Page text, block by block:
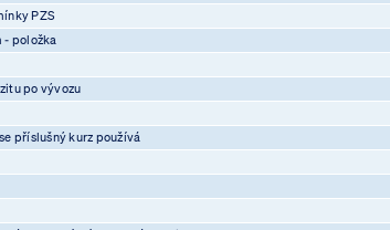
PZS
- položka
po vývozu
příslušný kurz používá